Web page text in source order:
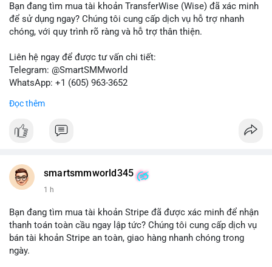
Bạn đang tìm mua tài khoản TransferWise (Wise) đã xác minh
để sử dụng ngay? Chúng tôi cung cấp dịch vụ hỗ trợ nhanh
chóng, với quy trình rõ ràng và hỗ trợ thân thiện.
Liên hệ ngay để được tư vấn chi tiết:
Telegram: @SmartSMMworld
WhatsApp: +1 (605) 963-3652
Lưu ý: Việc mua bán tài khoản có thể vi phạm điều khoản dịch
Đọc thêm
smartsmmworld345
1 h
Bạn đang tìm mua tài khoản Stripe đã được xác minh để nhận
thanh toán toàn cầu ngay lập tức? Chúng tôi cung cấp dịch vụ
bán tài khoản Stripe an toàn, giao hàng nhanh chóng trong
ngày.